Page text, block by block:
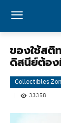
ของใช้สติ
ดิสนีย์ต้อ
Collectibles
33358